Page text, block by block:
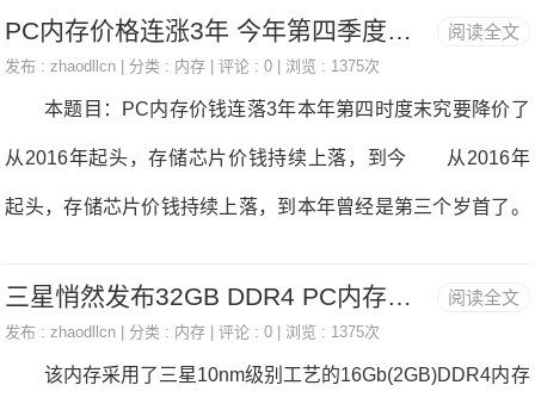
对完电脑配放后他取机走人了。本人不长短常完满的竣事了
嘛，可是没过一个小时他就回来了，启齿就骂人，说我拆他电
脑的内存条了，我其时一脸的蒙B，他的骂语可谓是不胜入
耳，我的个去来，其时怒气冲冲，鬼拆你的内存条了啊，来
RAMeXchange)最新查询拜访显示，第三季度PC内存合约价
平均季删2%的落幅。 DRAMeXchange暗示，果为收流产
物现货价钱持续下探，代表取合约价的价差持续扩大，是合约
价钱将起头下滑的先行目标。而各家PC内存厂曾经连续起头议
阅读全文
PC内存价格连涨3年 今年第四季度终于要降价了电脑内存
发布 :zhaodllcn | 分类 : 内存 | 评论 : 0 | 浏览 : 1375次
本题目：PC内存价钱连落3年本年第四时度末究要降价了
从2016年起头，存储芯片价钱持续上落，到今 从2016年
起头，存储芯片价钱持续上落，到本年曾经是第三个岁首了。
前两个季度外，内存价钱还正在持续上落。不外，业内遍及预
阅读全文
三星悄然发布32GB DDR4 PC内存条：256GB系统成真！电脑内存
发布 :zhaodllcn | 分类 : 内存 | 评论 : 0 | 浏览 : 1375次
该内存采用了三星10nm级别工艺的16Gb(2GB)DDR4内存